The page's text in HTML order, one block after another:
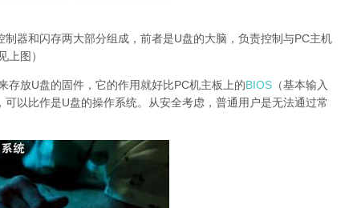
器和闪存两大部分组成，前者是U盘的大脑，负责控制与PC主机
上图）
存放U盘的固件，它的作用就好比PC机主板上的BIOS （基本输入
以比作是U盘的操作系统。从安全考虑，普通用户是无法通过常